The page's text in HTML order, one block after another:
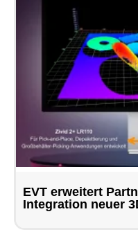
EVT erweitert
Integration neuer